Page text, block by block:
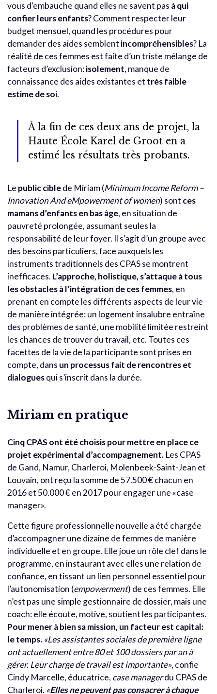
vous d’embauche quand elles ne savent pas à qui
confier leurs enfants? Comment respecter leur
budget mensuel, quand les procédures pour
demander des aides semblent incompréhensibles? La
réalité de ces femmes est faite d’un triste mélange de
facteurs d’exclusion:isolement, manque de
connaissance des aides existantes et très faible
estime de soi.
À la fin de ces deux ans de projet, la
Haute École Karel de Groot en a
estimé les résultats très probants.
Le public ciblede Miriam (Minimum Income Reform –
Innovation And eMpowerment of women) sont ces
mamans d’enfants en bas âge, en situation de
pauvreté prolongée, assumant seules la
responsabilité de leur foyer. Il s’agit d’un groupe avec
des besoins particuliers, face auxquels les
instruments traditionnels des CPAS se montrent
inefficaces. L’approche, holistique, s’attaque à tous
les obstacles à l’intégration de ces femmes, en
prenant en compte les différents aspects de leur vie
de manière intégrée: un logement insalubre entraîne
des problèmes de santé, une mobilité limitée restreint
les chances de trouver du travail, etc. Toutes ces
facettes de la vie de la participante sont prises en
compte, dans un processus fait de rencontres et
dialoguesqui s’inscrit dans la durée.
Miriam en pratique
Cinq CPAS ont été choisis pour mettre en place ce
projet expérimental d’accompagnement. Les CPAS
de Gand, Namur, Charleroi, Molenbeek-Saint-Jean et
Louvain, ont reçu la somme de 57.500 € chacun en
2016 et 50.000 € en 2017 pour engager une «case
manager».
Cette figure professionnelle nouvelle a été chargée
d’accompagner une dizaine de femmes de manière
individuelle et en groupe. Elle joue un rôle clef dans le
programme, en instaurant avec elles une relation de
confiance, en tissant un lien personnel essentiel pour
l’autonomisation (empowerment) de ces femmes. Elle
n’est pas une simple gestionnaire de dossier, mais une
coach: elle écoute, motive, soutient les participantes.
Pour mener à bien sa mission, un facteur est capital:
le temps. «Les assistantes sociales de première ligne
ont actuellement entre 80 et 100 dossiers par an à
gérer. Leur charge de travail est importante», confie
Cindy Marcelle, éducatrice, case managerdu CPAS de
Charleroi. «Elles ne peuvent pas consacrer à chaque